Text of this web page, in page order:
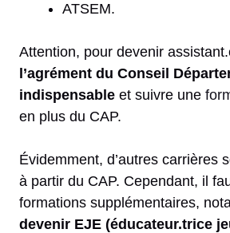
ATSEM.
Attention, pour devenir
l’agrément du Conseil
indispensable et suivre une
en plus du CAP.
Évidemment, d’autres carrières
à partir du CAP. Cependant, il
formations supplémentaires,
devenir EJE (éducateur.trice